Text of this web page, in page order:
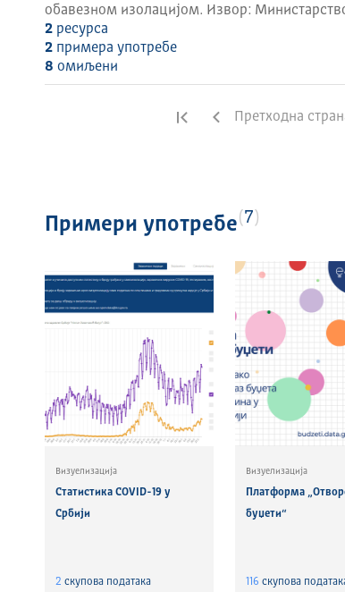
обавезном изолацијом. Извор:
2ресурса
2примера употребе
8 омиљени
Прва страна
Претходна
Примери употребе 7
Визуелизација
Статистика COVID-19 у
Србији
2 скуповa података
Визуелизација
Платформа
буџети“
116 скуповa